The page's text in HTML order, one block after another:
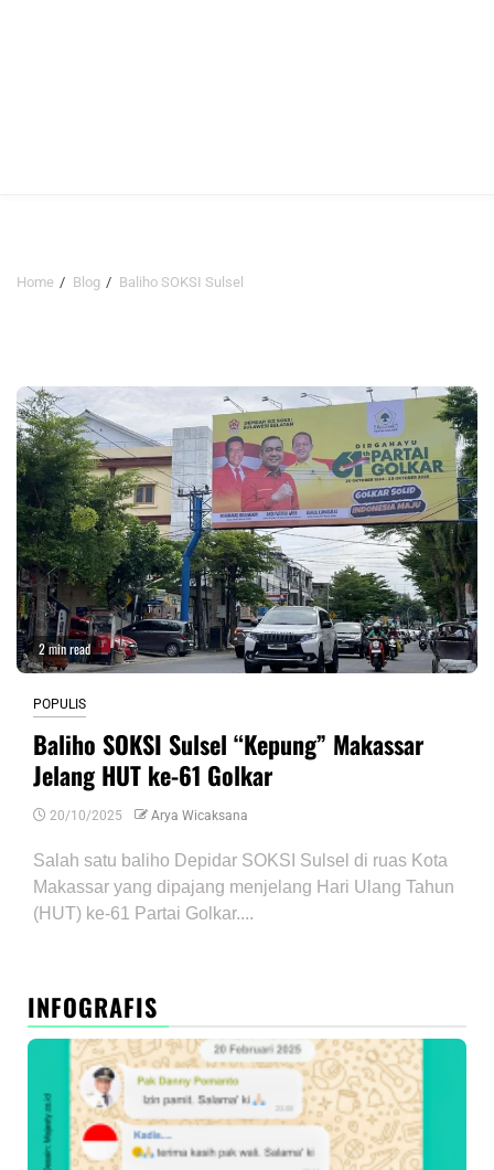
Home Blog Baliho SOKSI Sulsel
2 min read
POPULIS
Baliho SOKSI Sulsel “Kepung” Makassar
Jelang HUT ke-61 Golkar
20/10/2025 Arya Wicaksana
Salah satu baliho Depidar SOKSI Sulsel di ruas Kota
Makassar yang dipajang menjelang Hari Ulang Tahun
(HUT) ke-61 Partai Golkar....
INFOGRAFIS